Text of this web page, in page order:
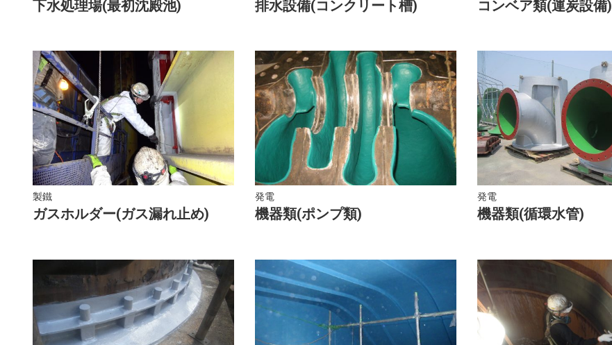
下水処理場(最初沈殿池) 排水設備(コンクリート槽) コンベア類(運炭設備)
製鐵
ガスホルダー(ガス漏れ止め)
発電
機器類(ポンプ類)
発電
機器類(循環水管)